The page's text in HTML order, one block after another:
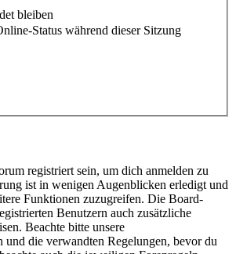
bleiben
Status während dieser Sitzung
registriert sein, um dich anmelden zu
ist in wenigen Augenblicken erledigt und
Funktionen zuzugreifen. Die Board-
Benutzern auch zusätzliche
Beachte bitte unsere
und die verwandten Regelungen, bevor du